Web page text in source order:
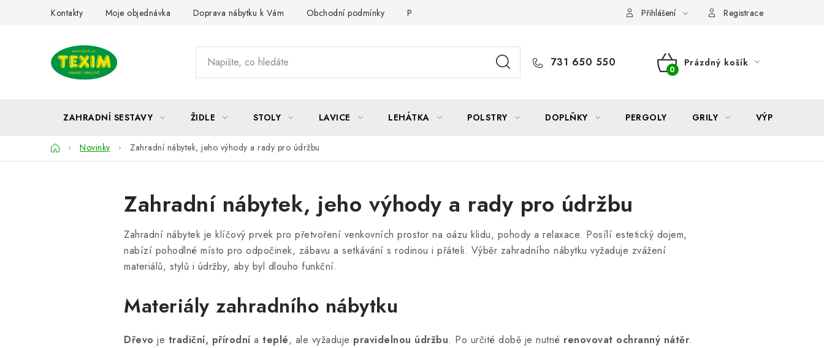
Kontakty Moje objednávka Doprava nábytku k Vám Obchodní podmínky Podmínky ochrany osobních údajů Formulář odstoupení od smlouvy
Přihlášení Registrace
731 650 550
NÁKUPNÍ
Prázdný košík
ZAHRADNÍ SESTAVY ŽIDLE STOLY LAVICE LEHÁTKA POLSTRY DOPLŇKY PERGOLY GRILY VÝPRODEJ
DomůNovinky Zahradní nábytek, jeho výhody a rady pro údržbu
Zahradní nábytek, jeho výhody a rady pro údržbu
Zahradní nábytek je klíčový prvek pro přetvoření venkovních prostor na oázu klidu, pohody a relaxace. Posílí estetický dojem,
nabízí pohodlné místo pro odpočinek, zábavu a setkávání s rodinou i přáteli. Výběr zahradního nábytku vyžaduje zvážení
materiálů, stylů i údržby, aby byl dlouho funkční.
Materiály zahradního nábytku
Dřevo je tradiční, přírodnía teplé, ale vyžaduje pravidelnou údržbu. Po určité době je nutné renovovat ochranný nátěr.